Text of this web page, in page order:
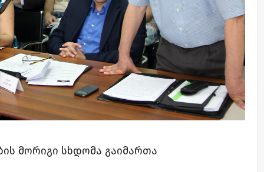
მორიგი სხდომა გაიმართა